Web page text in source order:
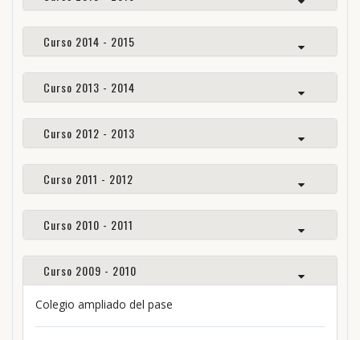
Curso 2014 - 2015
Curso 2013 - 2014
Curso 2012 - 2013
Curso 2011 - 2012
Curso 2010 - 2011
Curso 2009 - 2010
Colegio ampliado del pase